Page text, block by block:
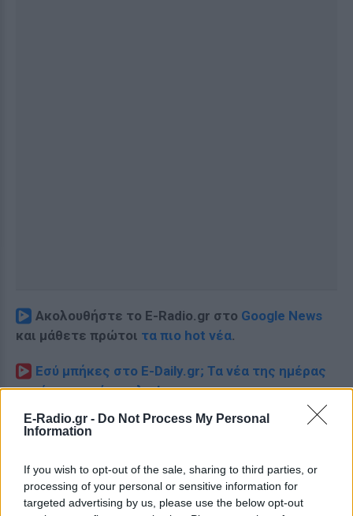
E-Radio.gr - Do Not Process My Personal
Information
If you wish to opt-out of the sale, sharing to third parties, or
processing of your personal or sensitive information for
targeted advertising by us, please use the below opt-out
Ακολουθήστε το E-Radio.gr στο Google News
και μάθετε πρώτοι τα πιο hot νέα.
Εσύ μπήκες στο E-Daily.gr; Τα νέα της ημέρας
και ότι σου κάνει κλικ!
Ακολουθήστε το E-Radio.gr και στο Instagram